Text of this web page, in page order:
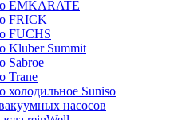
EMKARATE
FRICK
FUCHS
Kluber Summit
Sabroe
Trane
холодильное Suniso
насосов